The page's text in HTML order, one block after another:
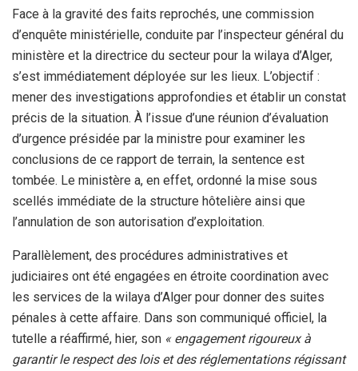
Face à la gravité des faits reprochés, une commission
d’enquête ministérielle, conduite par l’inspecteur général du
ministère et la directrice du secteur pour la wilaya d’Alger,
s’est immédiatement déployée sur les lieux. L’objectif :
mener des investigations approfondies et établir un constat
précis de la situation. À l’issue d’une réunion d’évaluation
d’urgence présidée par la ministre pour examiner les
conclusions de ce rapport de terrain, la sentence est
tombée. Le ministère a, en effet, ordonné la mise sous
scellés immédiate de la structure hôtelière ainsi que
l’annulation de son autorisation d’exploitation.
Parallèlement, des procédures administratives et
judiciaires ont été engagées en étroite coordination avec
les services de la wilaya d’Alger pour donner des suites
pénales à cette affaire. Dans son communiqué officiel, la
tutelle a réaffirmé, hier, son « engagement rigoureux à
garantir le respect des lois et des réglementations régissant